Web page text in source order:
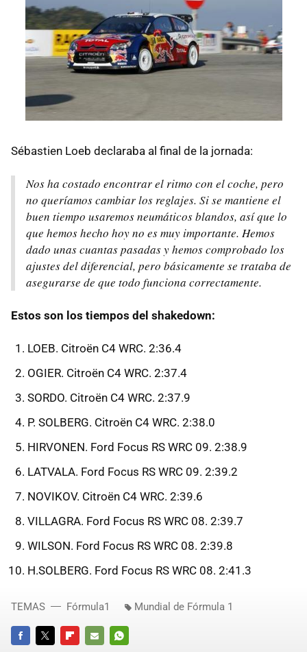
Sébastien Loeb declaraba al final de la jornada:
Nos ha costado encontrar el ritmo con el coche, pero
no queríamos cambiar los reglajes. Si se mantiene el
buen tiempo usaremos neumáticos blandos, así que lo
que hemos hecho hoy no es muy importante. Hemos
dado unas cuantas pasadas y hemos comprobado los
ajustes del diferencial, pero básicamente se trataba de
asegurarse de que todo funciona correctamente.
Estos son los tiempos del shakedown:
LOEB. Citroën C4 WRC. 2:36.4
OGIER. Citroën C4 WRC. 2:37.4
SORDO. Citroën C4 WRC. 2:37.9
P. SOLBERG. Citroën C4 WRC. 2:38.0
HIRVONEN. Ford Focus RS WRC 09. 2:38.9
LATVALA. Ford Focus RS WRC 09. 2:39.2
NOVIKOV. Citroën C4 WRC. 2:39.6
VILLAGRA. Ford Focus RS WRC 08. 2:39.7
WILSON. Ford Focus RS WRC 08. 2:39.8
H.SOLBERG. Ford Focus RS WRC 08. 2:41.3
TEMAS Fórmula1 Mundial de Fórmula 1